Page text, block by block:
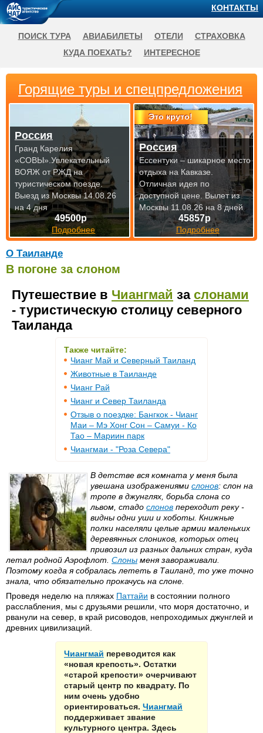
О Таиланде
В погоне за слоном
Путешествие в Чиангмай за слонами
- туристическую столицу северного
Таиланда
Также читайте:
Чианг Май и Северный Таиланд
Животные в Таиланде
Чианг Рай
Чианг и Север Таиланда
Отзыв о поездке: Бангкок - Чианг
Маи – Мэ Хонг Сон – Самуи - Ко
Тао – Мариин парк
Чиангмаи - "Роза Севера"
В детстве вся комната у меня была
увешана изображениями слонов: слон на
тропе в джунглях, борьба слона со
львом, стадо слонов переходит реку -
видны одни уши и хоботы. Книжные
полки населяли целые армии маленьких
деревянных слоников, которых отец
привозил из разных дальних стран, куда
летал родной Аэрофлот. Слоны меня завораживали.
Поэтому когда я собралась лететь в Таиланд, то уже точно
знала, что обязательно прокачусь на слоне.
Проведя неделю на пляжах Паттайи в состоянии полного
расслабления, мы с друзьями решили, что моря достаточно, и
рванули на север, в край рисоводов, непроходимых джунглей и
древних цивилизаций.
Чиангмай переводится как
«новая крепость». Остатки
«старой крепости» очерчивают
старый центр по квадрату. По
ним очень удобно
ориентироваться. Чиангмай
поддерживает звание
культурного центра. Здесь
Горящие туры и спецпредложения
49500р
Подробнее
Россия
Гранд Карелия
«СОВЫ».Увлекательный
ВОЯЖ от РЖД на
туристическом поезде.
Выезд из Москвы 14.08.26
на 4 дня
Это круто!
45857р
Подробнее
Россия
Ессентуки – шикарное место
отдыха на Кавказе.
Отличная идея по
доступной цене. Вылет из
Москвы 11.08.26 на 8 дней
КОНТАКТЫ
ПОИСК ТУРА АВИАБИЛЕТЫ ОТЕЛИ
СТРАХОВКА
КУДА ПОЕХАТЬ?
ИНТЕРЕСНОЕ